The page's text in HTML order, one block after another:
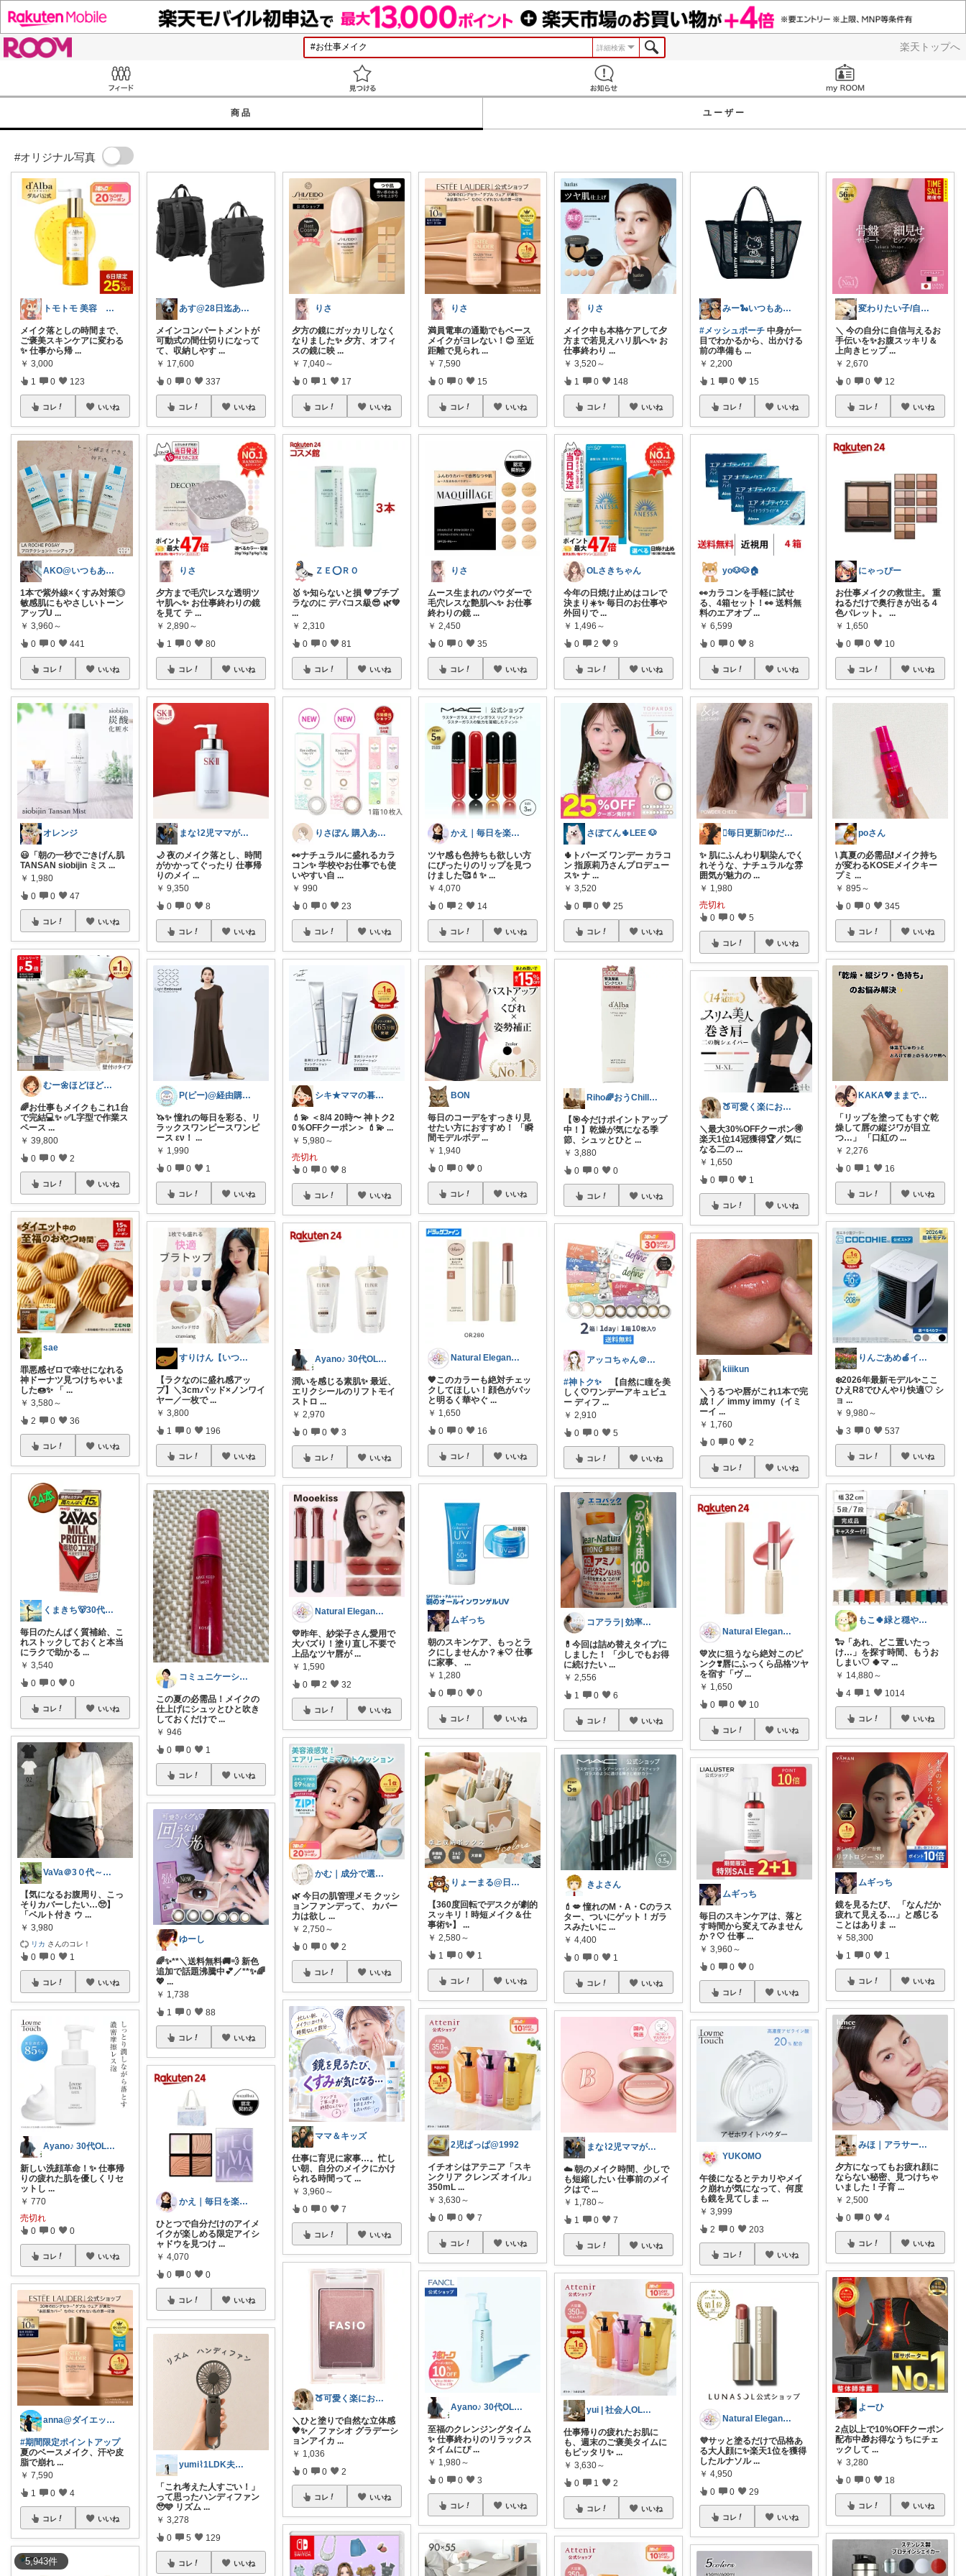
楽天トップへ
詳細検索
商品 ユーザー
#オリジナル写真
5,943件
トモトモ 美容 食品 子育てルーム
メイク落としの時間まで、
ご褒美スキンケアに変わる
✨ 仕事から帰 ...
￥ 3,000
1 0 123
コレ いいね
AKO@いつもありがとう🐾໊¨̮✩︎
1本で 紫外線×くすみ対策◎
敏感肌にもやさしいトーン
アップU ...
￥ 3,960～
0 0 441
コレ いいね
オレンジ
😃「朝の一秒でごきげん肌
TANSAN siobijin ミス ...
￥ 1,980
0 0 47
コレ いいね
むー🌼ほどほど生活🌼
🌈お仕事もメイクもこれ1台
で完結💻✨ ✅L字型で作業ス
ペース ...
￥ 39,800
0 0 2
コレ いいね
sae
罪悪感ゼロで幸せになれる
神ドーナツ見つけちゃいま
した🍩✨ 「 ...
￥ 3,580～
2 0 36
コレ いいね
くまきち🐻30代の趣味アイテム紹介
毎日のたんぱく質補給、こ
れストックしておくと本当
にラクで助かる ...
￥ 3,540
0 0 0
コレ いいね
VaVa＠3０代～初めての都内暮らし
【気になるお腹周り、こっ
そりカバーしたい…🥺】
「ベルト付き ウ ...
￥ 3,980
リカ さんのコレ！
0 0 1
コレ いいね
Ayano♪ 30代OLファッション
新しい洗顔革命！✨ 仕事帰
りの疲れた肌を優しくリセ
ットし ...
￥ 770
売切れ
0 0 0
コレ いいね
anna@ダイエット＆美容♡
#期間限定ポイントアップ
夏のベースメイク、汗や皮
脂で崩れ ...
￥ 7,590
1 0 4
コレ いいね
あす@28日迄ありがとうございます🙇‍
メインコンパートメントが
可動式の間仕切りになって
て、収納しやす ...
￥ 17,600
0 0 337
コレ いいね
りさ
夕方まで毛穴レスな透明ツ
ヤ肌へ✨ お仕事終わりの鏡
を見て テ ...
￥ 2,890～
1 0 80
コレ いいね
まな⌇2児ママが目指すゆとりある暮らし
🌙 夜のメイク落とし、時間
がかかってぐったり 仕事帰
りのメイ ...
￥ 9,350
0 0 8
コレ いいね
P(ピー)@経由購入します！
🦄✨ 憧れの毎日を彩る、リ
ラックスワンピースワンピ
ース εν！ ...
￥ 1,990
0 0 1
コレ いいね
すりけん【いつもありがとう😊】
【ラクなのに盛れ感アッ
プ】＼3cmパッド×ノンワイ
ヤー／一枚で ...
￥ 3,800
1 0 196
コレ いいね
コミュニケーションメイクの志おり先生
この夏の必需品！メイクの
仕上げにシュッとひと吹き
しておくだけで ...
￥ 946
0 0 1
コレ いいね
ゆーし
🌈✨**＼送料無料🚚💨 新色
追加で話題沸騰中💕／**✨🌈
💖 ...
￥ 1,738
1 0 88
コレ いいね
かえ｜毎日を楽しむ
ひとつで自分だけのアイメ
イクが楽しめる限定アイシ
ャドウを見つけ ...
￥ 4,070
0 0 0
コレ いいね
yumi⌇1LDK夫婦のこだわりアイテム
「これ考えた人すごい！」
って思ったハンディファン
🥹🩵 リズム ...
￥ 3,278
0 5 129
コレ いいね
りさ
夕方の鏡にガッカリしなく
なりました✨ 夕方、オフィ
スの鏡に映 ...
￥ 7,040～
0 1 17
コレ いいね
ＺＥ⭕ＲＯ
🥇 ✨知らないと損 💚プチプ
ラなのに デパコス級︎︎😎 🌿💚
...
￥ 2,310
0 0 81
コレ いいね
りさぽん 購入ありがとうございます⸜⸜⸜
👀ナチュラルに盛れるカラ
コン✨ 学校やお仕事でも使
いやすい自 ...
￥ 990
0 0 23
コレ いいね
シキ★ママの暮らし、キッズ
💄💫 ＜8/4 20時〜 神トク2
0％OFFクーポン＞ 💄💫...
￥ 5,980～
売切れ
0 0 8
コレ いいね
Ayano♪ 30代OLファッション
潤いを感じる素肌✨ 最近、
エリクシールのリフトモイ
ストロ ...
￥ 2,970
0 0 3
コレ いいね
Natural Elegance169
💛昨年、紗栄子さん愛用で
大バズり！塗り直し不要で
上品なツヤ唇が ...
￥ 1,590
0 2 32
コレ いいね
かむ｜成分で選ぶ時短美容
🌿 今日の肌管理メモ クッシ
ョンファンデって、 カバー
力は欲し ...
￥ 2,750～
0 0 2
コレ いいね
ママ＆キッズ
仕事に育児に家事…。忙し
い朝、自分のメイクにかけ
られる時間って ...
￥ 3,960～
0 0 7
コレ いいね
🍑可愛く楽にお得に1人暮らし
＼ひと塗りで自然な立体感
🤎✨／ ファシオ グラデーシ
ョンアイカ ...
￥ 1,036
0 0 2
コレ いいね
りさ
満員電車の通勤でもベース
メイクがヨレない！😊 至近
距離で見られ ...
￥ 7,590
0 0 15
コレ いいね
りさ
ムース生まれのパウダーで
毛穴レスな艶肌へ✨ お仕事
終わりの鏡 ...
￥ 2,450
0 0 35
コレ いいね
かえ｜毎日を楽しむ
ツヤ感も色持ちも欲しい方
にぴったりのリップを見つ
けました🥰💄✨ ...
￥ 4,070
0 2 14
コレ いいね
BON
毎日のコーデをすっきり見
せたい方におすすめ！ 「瞬
間モデルボデ ...
￥ 1,940
0 0 0
コレ いいね
Natural Elegance169
🧡このカラーも絶対チェッ
クしてほしい！顔色がパッ
と明るく華やぐ ...
￥ 1,650
0 0 16
コレ いいね
ムギっち
朝のスキンケア、もっとラ
クにしませんか？☀️🤍 仕事
に家事、
...
￥ 1,280
0 0 0
コレ いいね
りょーまる@日用品×ファッション
【360度回転でデスクが劇的
スッキリ！時短メイク＆仕
事術✨】...
￥ 2,580～
1 0 1
コレ いいね
2児ぱっぱ@1992
イチオシはアテニア「スキ
ンクリア クレンズ オイル」
350mL ...
￥ 3,630～
0 0 7
コレ いいね
Ayano♪ 30代OLファッション
至福のクレンジングタイム
✨ 仕事終わりのリラックス
タイムにぴ ...
￥ 1,980～
0 0 3
コレ いいね
りさ
メイク中も本格ケアして夕
方まで若見えハリ肌へ✨ お
仕事終わり ...
￥ 3,520～
1 0 148
コレ いいね
OLさきちゃん
今年の日焼け止めはコレで
決まり☀️✨ 毎日のお仕事や
外回りで ...
￥ 1,496～
0 2 9
コレ いいね
さぼてん🌵LEE 🐶
🌵トパーズ ワンデー カラコ
ン 指原莉乃さんプロデュー
ス✨ ナ ...
￥ 3,520
0 0 25
コレ いいね
Riho🌈おうChill★グッズ
【🎯今だけポイントアップ
中！】乾燥が気になる季
節、シュッとひと ...
￥ 3,880
0 0 0
コレ いいね
アッコちゃん＠ファッション＆美容💄好き
#神トク✨️ 【自然に瞳を美
しく🤍ワンデーアキュビュ
ー ディフ ...
￥ 2,910
0 0 5
コレ いいね
コアララ| 効率ライフ×ウェルネス
💊今回は詰め替えタイプに
しました！ 「少しでもお得
に続けたい ...
￥ 2,556
1 0 6
コレ いいね
きよさん
💄💋 憧れのM・A・Cのラス
ター、ついにゲット！ガラ
スみたいに ...
￥ 4,400
0 0 1
コレ いいね
まな⌇2児ママが目指すゆとりある暮らし
☁️ 朝のメイク時間、少しで
も短縮したい 仕事前のメイ
クはで ...
￥ 1,780～
1 0 7
コレ いいね
yui | 社会人OLの推し手帳
仕事帰りの疲れたお肌に
も、週末のご褒美タイムに
もピッタリ✨...
￥ 3,630～
0 1 2
コレ いいね
みー🐍いつもありがとう🌹
#メッシュポーチ 中身が一
目でわかるから、出かける
前の準備も ...
￥ 2,200
1 0 15
コレ いいね
yo🐶🐶🏠
👀カラコンを手軽に試せ
る、4箱セット！👀 送料無
料のエアオプ ...
￥ 6,599
0 0 8
コレ いいね
🫪毎日更新🫪ゆだむパパ(ママも)
✨ 肌にふんわり馴染んでく
れそうな、ナチュラルな雰
囲気が魅力の ...
￥ 1,980
売切れ
0 0 5
コレ いいね
🍑可愛く楽にお得に1人暮らし
＼最大30%OFFクーポン🉐
楽天1位14冠獲得🏆／気に
なる二の ...
￥ 1,650
0 0 1
コレ いいね
kiiikun
＼うるつや唇がこれ1本で完
成！／ immy immy（イミ
ーイ ...
￥ 1,760
0 0 2
コレ いいね
Natural Elegance169
💛次に狙うなら絶対このピ
ンク❣️唇にふっくら品格ツヤ
を宿す「ヴ ...
￥ 1,650
0 0 10
コレ いいね
ムギっち
毎日のスキンケアは、落と
す時間から変えてみません
か？🤍 仕事 ...
￥ 3,960～
0 0 0
コレ いいね
YUKOMO
午後になるとテカリやメイ
ク崩れが気になって、何度
も鏡を見てしま ...
￥ 3,999
2 0 203
コレ いいね
Natural Elegance169
💜サッと塗るだけで品格あ
る大人顔に✨楽天1位を獲得
したルナソル ...
￥ 4,950
0 0 29
コレ いいね
変わりたい子/自分で自分を幸せにする
＼ 今の自分に自信与えるお
手伝いを✨お腹スッキリ＆
上向きヒップ ...
￥ 2,670
0 0 12
コレ いいね
にゃっぴー
お仕事メイクの救世主。 重
ねるだけで奥行きが出る４
色パレット。
...
￥ 1,650
0 0 10
コレ いいね
poさん
\ 真夏の必需品❗️メイク持ち
が変わるKOSEメイクキー
プミ ...
￥ 895～
0 0 345
コレ いいね
KAKA💖ままでもキレイでいたい
「リップを塗ってもすぐ乾
燥して唇の縦ジワが目立
つ…」 「口紅の ...
￥ 2,276
0 1 16
コレ いいね
りんごあめ🍎インテリア雑貨🫧🌿
❄️2026年最新モデル✨ここ
ひえR8でひんやり快適♡ シ
ョ ...
￥ 9,980～
3 0 537
コレ いいね
もこ🍀緑と穏やかなくらし🐑🍀
🐑「あれ、どこ置いたっ
け…」を探す時間、もうお
しまい♡ 🍀︎マ ...
￥ 14,880～
4 1 1014
コレ いいね
ムギっち
鏡を見るたび、 「なんだか
疲れて見える…」と感じる
ことはありま ...
￥ 58,300
1 0 1
コレ いいね
みほ｜アラサー主婦｜共働き｜2児育児中
夕方になってもお疲れ顔に
ならない秘密、見つけちゃ
いました！子育 ...
￥ 2,500
0 0 4
コレ いいね
よーひ
2点以上で10%OFFクーポン
配布中🎁お得なうちにチェ
ックして ...
￥ 3,280
0 0 18
コレ いいね